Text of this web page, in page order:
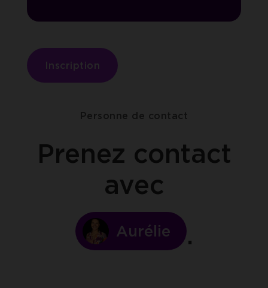
Inscription
Personne de contact
Prenez contact
avec
Aurélie